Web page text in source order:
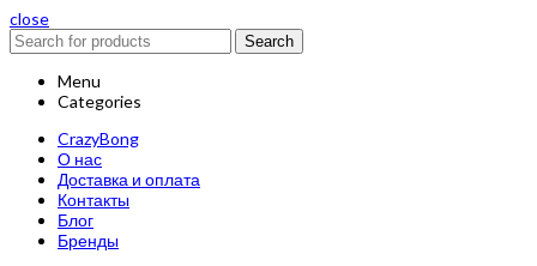
close
Search
Menu
Categories
CrazyBong
О нас
Доставка и оплата
Контакты
Блог
Бренды